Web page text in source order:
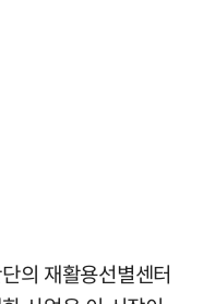
의 재활용선별센터